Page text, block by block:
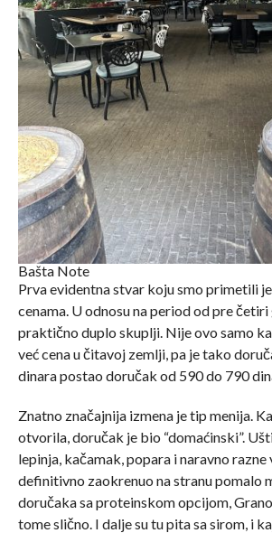
Bašta Note
Prva evidentna stvar koju smo primetili
cenama. U odnosu na period od pre
praktično duplo skuplji. Nije ovo samo
već cena u čitavoj zemlji, pa je tako
dinara postao doručak od 590 do 790
Znatno značajnija izmena je tip menija.
otvorila, doručak je bio “domaćinski”.
lepinja, kačamak, popara i naravno razne
definitivno zaokrenuo na stranu pomalo
doručaka sa proteinskom opcijom,
tome slično. I dalje su tu pita sa sirom, i